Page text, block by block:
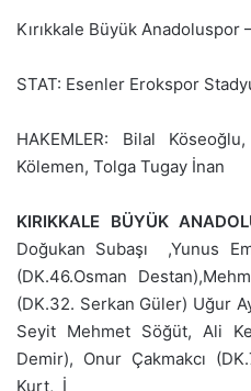
Kırıkkale Büyük
STAT: Esenler Erokspor
HAKEMLER: Bilal
Kölemen, Tolga Tugay İnan
KIRIKKALE BÜYÜK
Doğukan Subaşı ,Yunus
(DK.46.Osman
(DK.32. Serkan Güler) Uğur
Seyit Mehmet Söğüt, Ali
Demir), Onur Çakmakcı
Kurt, İ